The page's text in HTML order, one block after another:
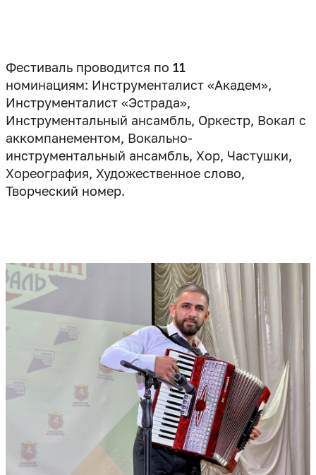
Фестиваль проводится по 11
номинациям: Инструменталист «Академ»,
Инструменталист «Эстрада»,
Инструментальный ансамбль, Оркестр, Вокал с
аккомпанементом, Вокально-
инструментальный ансамбль, Хор, Частушки,
Хореография, Художественное слово,
Творческий номер.